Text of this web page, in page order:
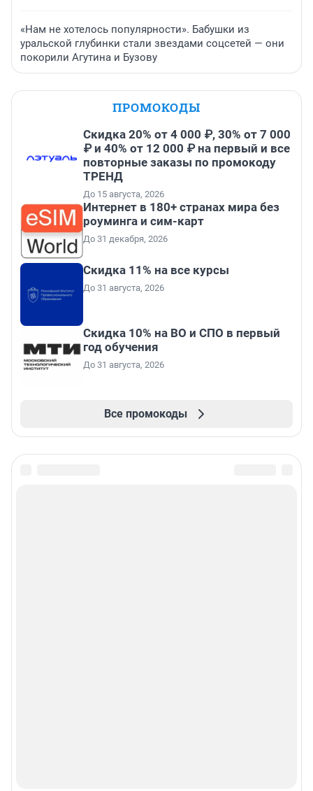
«Нам не хотелось популярности». Бабушки из
уральской глубинки стали звездами соцсетей — они
покорили Агутина и Бузову
ПРОМОКОДЫ
Скидка 20% от 4 000 ₽, 30% от 7 000
₽ и 40% от 12 000 ₽ на первый и все
повторные заказы по промокоду
ТРЕНД
До 15 августа, 2026
Интернет в 180+ странах мира без
роуминга и сим-карт
До 31 декабря, 2026
Скидка 11% на все курсы
До 31 августа, 2026
Скидка 10% на ВО и СПО в первый
год обучения
До 31 августа, 2026
Все промокоды